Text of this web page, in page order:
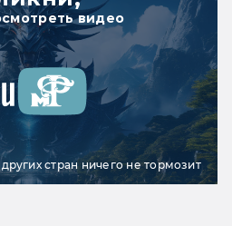
видео
стран ничего не тормозит